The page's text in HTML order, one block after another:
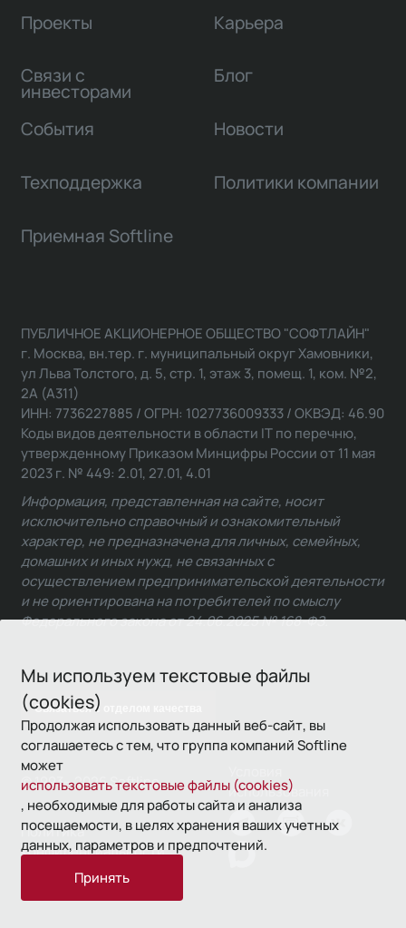
Мы используем текстовые файлы
(cookies)
Продолжая использовать данный веб-сайт, вы
соглашаетесь с тем, что группа компаний Softline
может
использовать текстовые файлы (cookies)
, необходимые для работы сайта и анализа
посещаемости, в целях хранения ваших учетных
данных, параметров и предпочтений.
Принять
Проекты
Связи с
инвесторами
Карьера
Блог
События Новости
Техподдержка Политики компании
Приемная Softline
Связаться с отделом качества
ПУБЛИЧНОЕ АКЦИОНЕРНОЕ ОБЩЕСТВО "СОФТЛАЙН"
г. Москва, вн.тер. г. муниципальный округ Хамовники,
ул Льва Толстого, д. 5, стр. 1, этаж 3, помещ. 1, ком. №2,
2А (А311)
ИНН: 7736227885 / ОГРН: 1027736009333 / ОКВЭД: 46.90
Коды видов деятельности в области IT по перечню,
утвержденному Приказом Минцифры России от 11 мая
2023 г. № 449: 2.01, 27.01, 4.01
Информация, представленная на сайте, носит
исключительно справочный и ознакомительный
характер, не предназначена для личных, семейных,
домашних и иных нужд, не связанных с
осуществлением предпринимательской деятельности
и не ориентирована на потребителей по смыслу
Федерального закона от 24.06.2025 № 168-ФЗ.
© 1993—2026 Softline
использования
Политика
конфиденциальности